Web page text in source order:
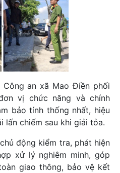
an xã Mao Điền phối
vị chức năng và chính
bảo tính thống nhất, hiệu
lấn chiếm sau khi giải tỏa.
động kiểm tra, phát hiện
xử lý nghiêm minh, góp
giao thông, bảo vệ kết